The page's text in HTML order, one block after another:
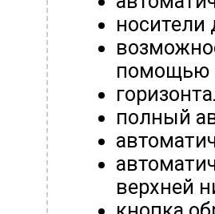
носители
помощью
полный
верхней